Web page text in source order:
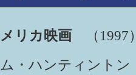
リカ映画
（1997
・ハンティントン